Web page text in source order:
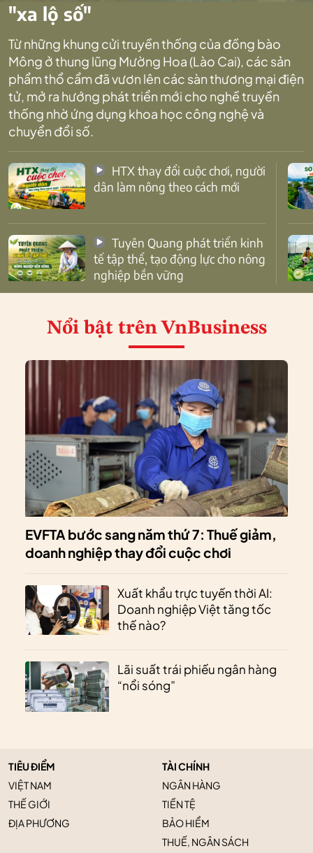
"xa lộ số"
Từ những khung cửi truyền thống của đồng bào
Mông ở thung lũng Mường Hoa (Lào Cai), các sản
phẩm thổ cẩm đã vươn lên các sàn thương mại điện
tử, mở ra hướng phát triển mới cho nghề truyền
thống nhờ ứng dụng khoa học công nghệ và
chuyển đổi số.
dân làm nông theo cách mới
tế tập thể, tạo động lực cho nông
nghiệp bền vững
Nổi bật trên VnBusiness
EVFTA bước sang năm thứ 7: Thuế giảm,
doanh nghiệp thay đổi cuộc chơi
Xuất khẩu trực tuyến thời AI:
Doanh nghiệp Việt tăng tốc
thế nào?
Lãi suất trái phiếu ngân hàng
“nổi sóng”
TIÊU ĐIỂM
VIỆT NAM
THẾ GIỚI
ĐỊA PHƯƠNG
TÀI CHÍNH
NGÂN HÀNG
TIỀN TỆ
BẢO HIỂM
THUẾ, NGÂN SÁCH